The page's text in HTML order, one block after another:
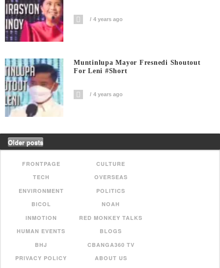
4 years ago
Muntinlupa Mayor Fresnedi Shoutout
For Leni #short
4 years ago
Older posts
FRONTPAGE
CULTURE
TECH
OVERSEAS
ENVIRONMENT
POLITICS
BICOL
NOAH
INMOTION
RED MONKEY TALKS
HUMAN EVENTS
BLOGS
BHJ
CBANGA360 TV
PRIVACY POLICY
ABOUT US